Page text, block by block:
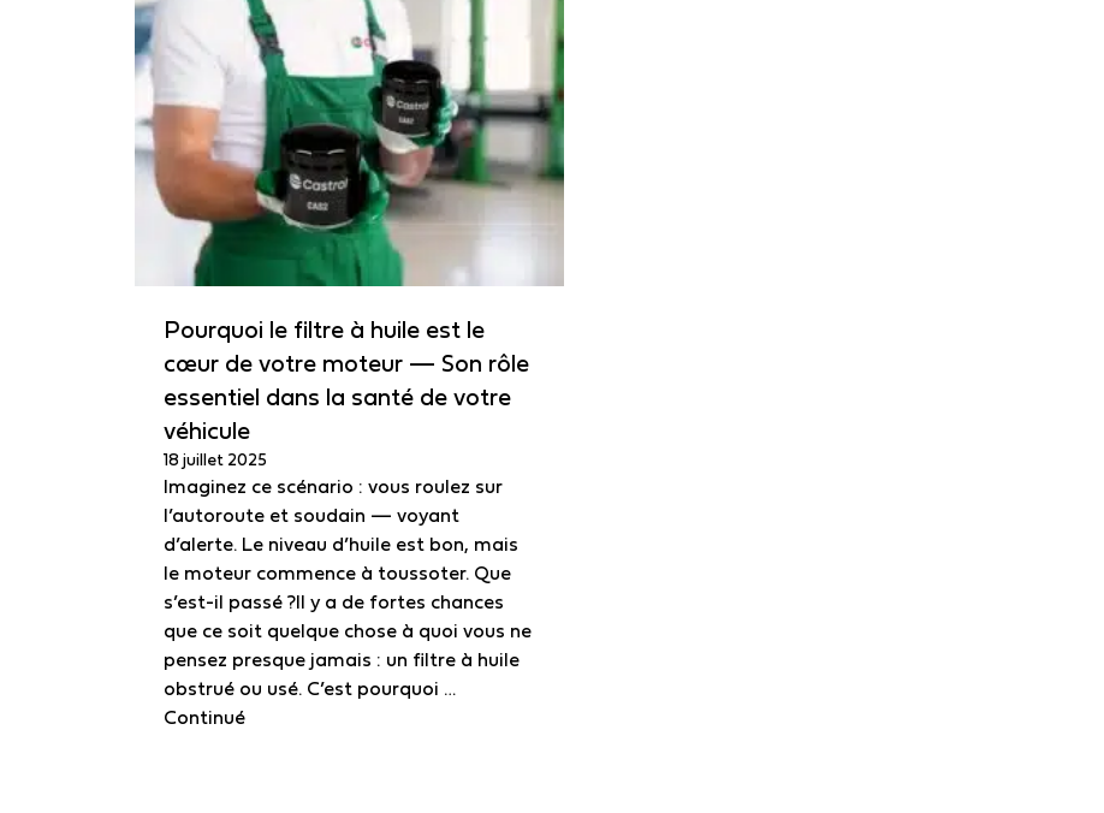
Pourquoi le filtre à huile est le
cœur de votre moteur — Son rôle
essentiel dans la santé de votre
véhicule
18 juillet 2025
Imaginez ce scénario : vous roulez sur
l’autoroute et soudain — voyant
d’alerte. Le niveau d’huile est bon, mais
le moteur commence à toussoter. Que
s’est-il passé ?Il y a de fortes chances
que ce soit quelque chose à quoi vous ne
pensez presque jamais : un filtre à huile
obstrué ou usé. C’est pourquoi …
Continué